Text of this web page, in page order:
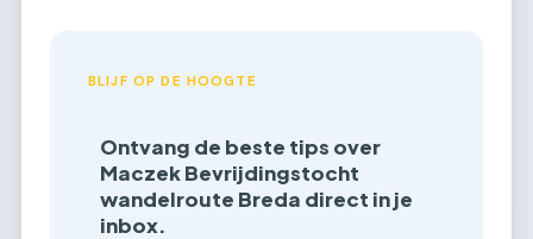
BLIJF OP DE HOOGTE
Ontvang de beste tips over
Maczek Bevrijdingstocht
wandelroute Breda direct in je
inbox.